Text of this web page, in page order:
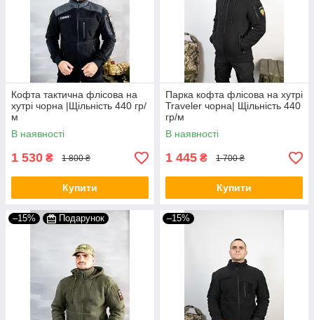
Кофта тактична флісова на
хутрі чорна |Щільність 440 гр/
м
В наявності
1 530 ₴ 1 800 ₴
Купити
Парка кофта флісова на хутрі
Traveler чорна| Щільність 440
гр/м
В наявності
1 445 ₴ 1 700 ₴
Купити
–15% Подарунок –15%